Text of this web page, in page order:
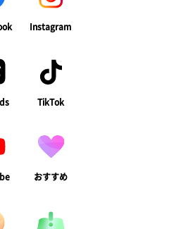
Instagram
TikTok
おすすめ